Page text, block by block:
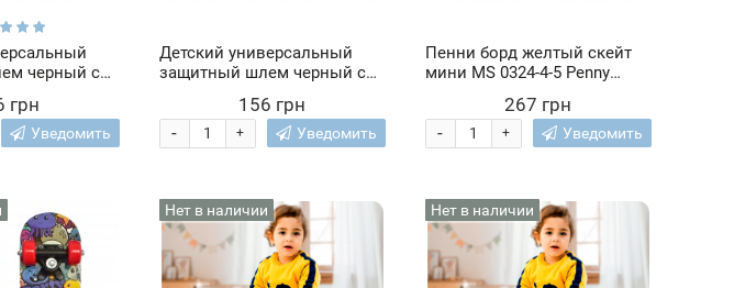
черный с
грн
Уведомить
Детский универсальный
защитный шлем черный с
156 грн
+
- Уведомить
Пенни борд желтый скейт
мини MS 0324-4-5 Penny
до 20 кг (IGR24)
267 грн
+
- Уведомить
Нет в наличии Нет в наличии